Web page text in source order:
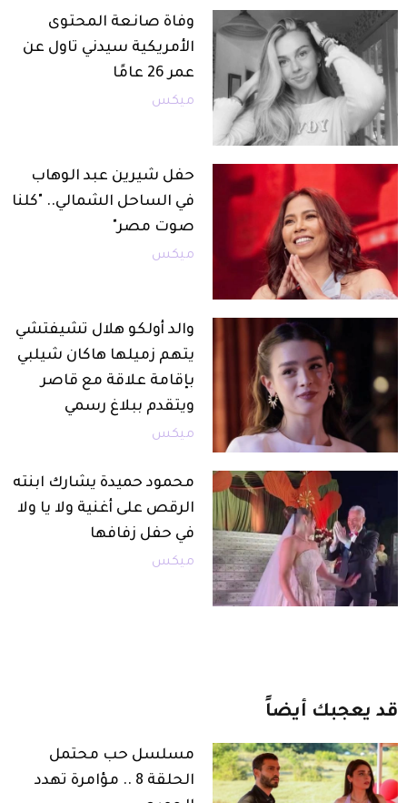
وفاة صانعة المحتوى
الأمريكية سيدني تاول عن
عمر 26 عامًا
ميكس
حفل شيرين عبد الوهاب
في الساحل الشمالي.. "كلنا
صوت مصر"
ميكس
والد أولكو هلال تشيفتشي
يتهم زميلها هاكان شيلبي
بإقامة علاقة مع قاصر
ويتقدم ببلاغ رسمي
ميكس
محمود حميدة يشارك ابنته
الرقص على أغنية ولا يا ولا
في حفل زفافها
ميكس
قد يعجبك أيضاً
مسلسل حب محتمل
الحلقة 8 .. مؤامرة تهدد